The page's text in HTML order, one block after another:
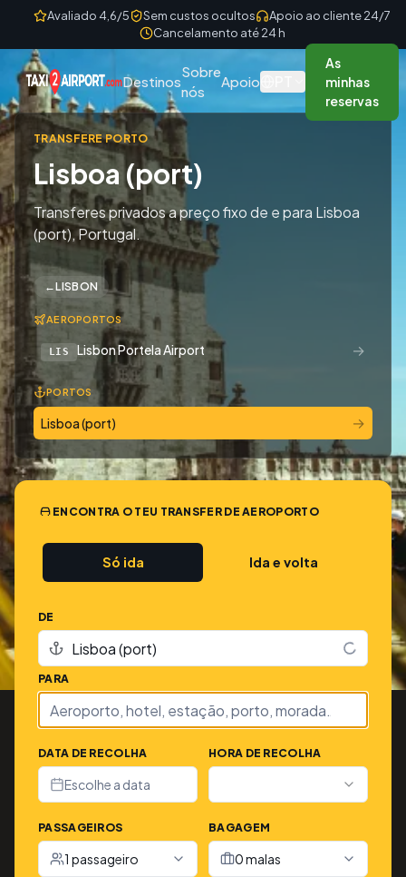
Skip to content
Avaliado 4,6/5 Sem custos ocultos
Apoio ao cliente 24/7
Cancelamento até 24 h
Destinos
Sobre
nós
Apoio
As
minhas
reservas
TRANSFERE PORTO
Lisboa (port)
Transferes privados a preço fixo de e para Lisboa
(port), Portugal.
←LISBON
AEROPORTOS
LIS Lisbon Portela Airport →
PORTOS
Lisboa (port) →
ENCONTRA O TEU TRANSFER DE AEROPORTO
Só ida Ida e volta
DE
PARA
DATA DE RECOLHA
Escolhe a data
HORA DE RECOLHA
PASSAGEIROS
1 passageiro
BAGAGEM
0 malas